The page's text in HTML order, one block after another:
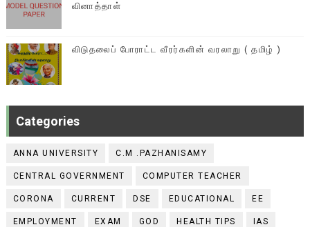
வினாத்தாள்
விடுதலைப் போராட்ட வீரர்களின் வரலாறு ( தமிழ் )
Categories
ANNA UNIVERSITY C.M .PAZHANISAMY
CENTRAL GOVERNMENT COMPUTER TEACHER
CORONA CURRENT DSE EDUCATIONAL EE
EMPLOYMENT EXAM GOD HEALTH TIPS IAS